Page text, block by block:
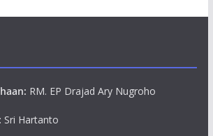
RM. EP Drajad Ary Nugroho
Sri Hartanto